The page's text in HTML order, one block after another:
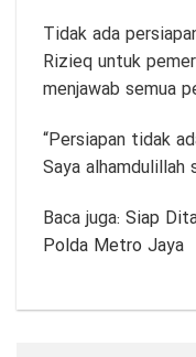
Tidak ada
Rizieq untuk
menjawab semua
“Persiapan tidak
Saya
Baca juga: Siap
Polda Metro Jaya